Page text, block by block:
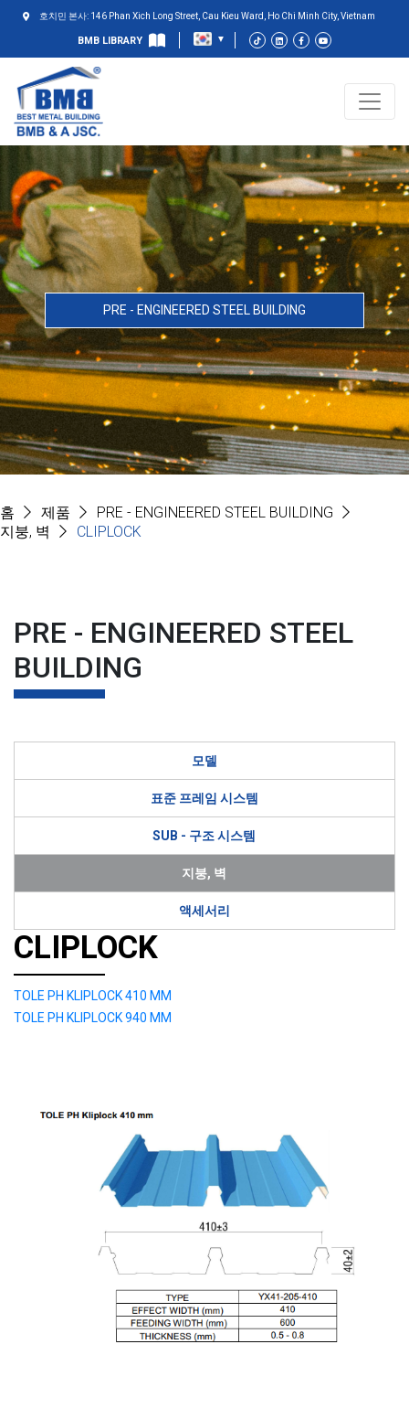
호치민 본사: 146 Phan Xich Long Street, Cau Kieu Ward, Ho Chi Minh City, Vietnam
BMB LIBRARY
PRE - ENGINEERED STEEL BUILDING
홈 제품
PRE - ENGINEERED STEEL BUILDING
지붕, 벽
CLIPLOCK
PRE - ENGINEERED STEEL
BUILDING
모델
표준 프레임 시스템
SUB - 구조 시스템
지붕, 벽
액세서리
CLIPLOCK
TOLE PH KLIPLOCK 410 MM
TOLE PH KLIPLOCK 940 MM